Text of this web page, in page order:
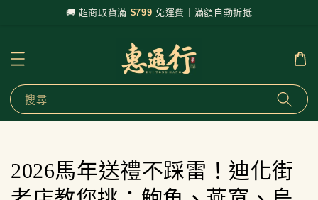
🚚 超商取貨滿 $799 免運費｜滿額自動折抵
搜尋
2026馬年送禮不踩雷！迪化街